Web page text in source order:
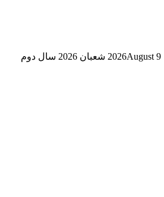
9 شعبان 2026
سال دوم